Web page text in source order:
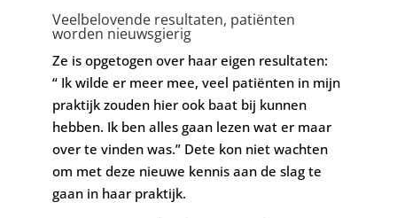
Veelbelovende resultaten, patiënten
worden nieuwsgierig
Ze is opgetogen over haar eigen resultaten:
“ Ik wilde er meer mee, veel patiënten in mijn
praktijk zouden hier ook baat bij kunnen
hebben. Ik ben alles gaan lezen wat er maar
over te vinden was.” Dete kon niet wachten
om met deze nieuwe kennis aan de slag te
gaan in haar praktijk.